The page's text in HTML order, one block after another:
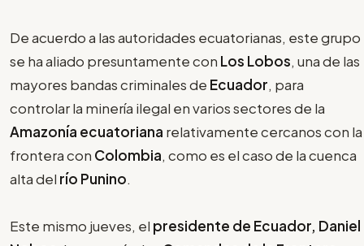
De acuerdo a las autoridades ecuatorianas, este grupo
se ha aliado presuntamente con Los Lobos, una de las
mayores bandas criminales de Ecuador, para
controlar la minería ilegal en varios sectores de la
Amazonía ecuatoriana relativamente cercanos con la
frontera con Colombia, como es el caso de la cuenca
alta del río Punino.
Este mismo jueves, el presidente de Ecuador, Daniel